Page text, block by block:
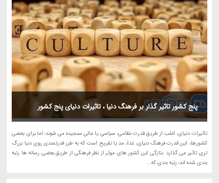
پنج کشور تاثیر گذار بر فرهنگ دنیا ، تاثیرات دنیای پنج کشور
تاثیرات دنیای، اغلب از طریق قدرت نظامی، سیاسی یا مالی سنجیده می شوند؛ اما برای بعضی
کشورها، این قدرت فرهنگ دنیای، غذا، مد یا تفریح است که به طرز قدرتمندی روی دنیا بزرگ
تری تاثیر می گذارد. بتازگی این کشور های موثر از نظر فرهنگی از طریق بعضی رسانه ها رتبه
بندی شده اند؛ رتبه بندی که...